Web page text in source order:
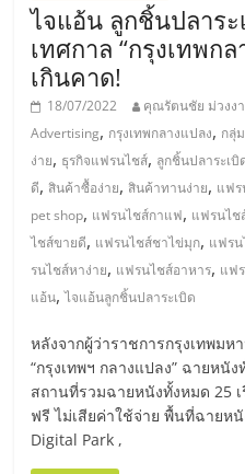
ไจแอ้น ลูกชิ้นปลาร
เทศกาล “กรุงเทพก
เกินคาด!
18/07/2022 คุณรัตนชัย ม่วงง
Advertising, กรุงเทพกลางแปลง, กลุ่
ง่าย, ธุรกิจแฟรนไชส์, ลูกชิ้นปลาระเบิ
ดี,สินค้าซื้อง่าย,สินค้าทานง่าย, แฟร
pet shop, แฟรนไชส์กาแฟ, แฟรนไช
ไชส์ขายดี, แฟรนไชส์ชาไข่มุก, แฟร
รนไชส์หาง่าย, แฟรนไชส์อาหาร, แฟ
แอ้น,ไจแอ้นลูกชิ้นปลาระเบิด
หลังจากผู้ว่าราชการกรุงเทพมห
“กรุงเทพฯ กลางแปลง” ฉายหนั
สถานที่รวมฉายหนังทั้งหมด 25
ฟรี ไม่เสียค่าใช้จ่าย พื้นที่ฉายห
Digital Park ,